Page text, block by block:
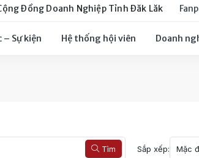
Đồng Doanh Nghiệp Tỉnh Đăk Lăk
– Sự kiện Hệ thống hội viên Doanh
Tìm Sắp xếp: